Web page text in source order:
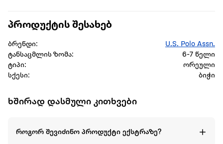
თავისი მარტივი და ელეგანტური გარეგნობით იგი არის
გამოყენება შესაძლებელია ცალ-ცალკე და
შესაძლებელია სხვადასხვა კომბინაციების შექმნა.
დამზადებულია თანამედროვე დიზაინით, გამოიყენება
იწვევს ოფლიანობას, არ აღიზიანებს კანს. ქსოვილი არ
ხუნდება და არ იცვლის ფერს.
ეს ორეული ყოველთვის ენდომება ბიჭებს ჰქონდეთ
პროდუქტის შესახებ
ბრენდი:
U.S. Polo Assn.
ტანსაცმლის ზომა:
6-7 წელი
ტიპი:
ორეული
სქესი:
ბიჭი
ხშირად დასმული კითხვები
როგორ შევიძინო პროდუქტი ექსტრაზე?